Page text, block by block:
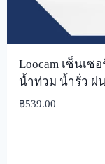
Loocam เซ็นเซ
น้ำท่วม น้ำรั่ว ฝ
฿539.00